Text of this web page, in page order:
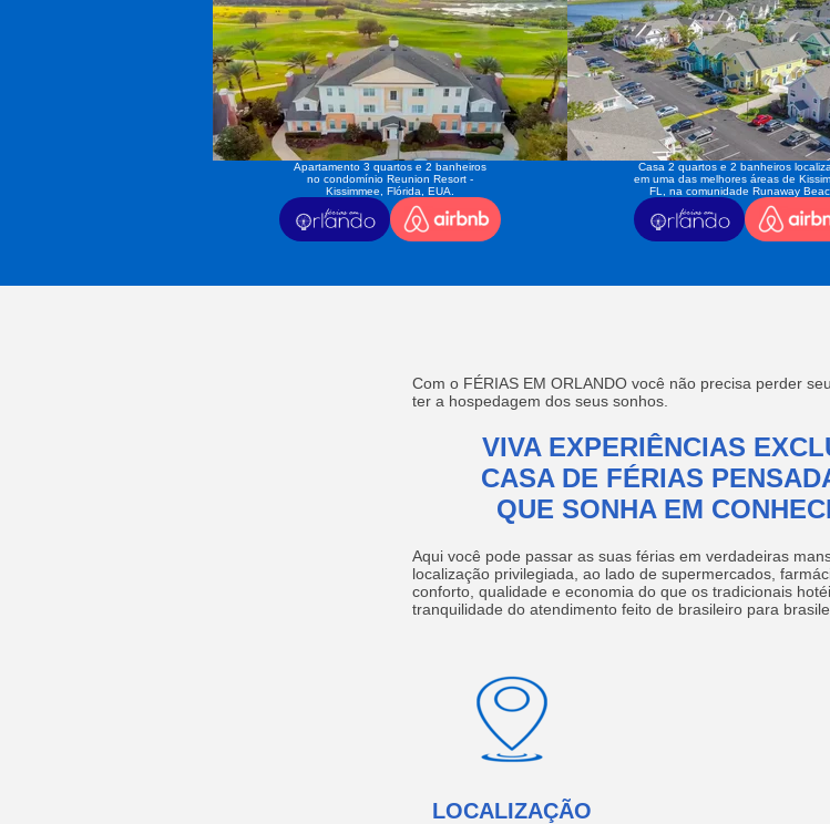
Apartamento 3 quartos e 2 banheiros
no condomínio Reunion Resort -
Kissimmee, Flórida, EUA.
Casa 2 quartos e 2 banheiros
em uma das melhores áreas de
FL, na comunidade Runaway
Com o FÉRIAS EM ORLANDO você não precisa perder
ter a hospedagem dos seus sonhos.
VIVA EXPERIÊNCIAS
CASA DE FÉRIAS
QUE SONHA EM
Aqui você pode passar as suas férias em verdadeiras
localização privilegiada, ao lado de supermercados,
conforto, qualidade e economia do que os tradicionais
tranquilidade do atendimento feito de brasileiro para
LOCALIZAÇÃO